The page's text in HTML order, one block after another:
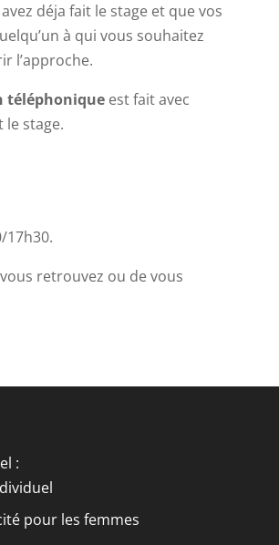
déja fait le stage et que vos
à qui vous souhaitez
l’approche.
téléphoniqueest fait avec
le stage.
17h30.
retrouvez ou de vous
:
pour les femmes